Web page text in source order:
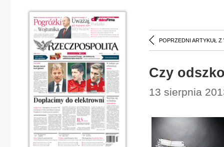
POPRZEDNI ARTYKUŁ Z
Czy
13 sierpnia